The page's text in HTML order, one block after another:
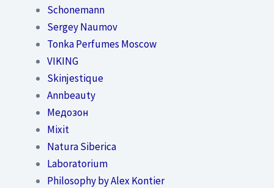
Schonemann
Sergey Naumov
Tonka Perfumes Moscow
VIKING
Skinjestique
Annbeauty
Медозон
Mixit
Natura Siberica
Laboratorium
Philosophy by Alex Kontier